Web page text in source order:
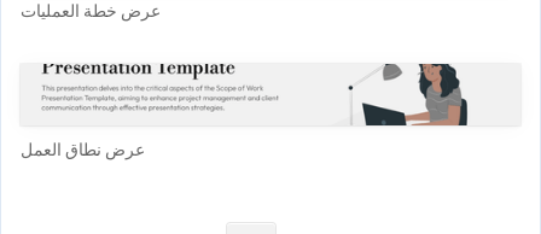
عرض خطة العمليات
عرض نطاق العمل